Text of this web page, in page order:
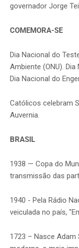
governador Jorge
COMEMORA-SE
Dia Nacional do
Ambiente (ONU).
Dia Nacional do
Católicos celebram
Auvernia.
BRASIL
1938 — Copa do
transmissão das
1940 - Pela Rádio
veiculada no país,
1723 – Nasce Adam